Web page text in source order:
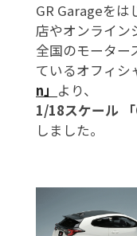
GR Garageを
店やオンライン
全国のモーター
ているオフィシ
n」 より、
1/18スケール 「
しました。